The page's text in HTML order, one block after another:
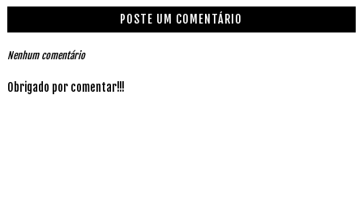
POSTE UM COMENTÁRIO
Nenhum comentário
Obrigado por comentar!!!